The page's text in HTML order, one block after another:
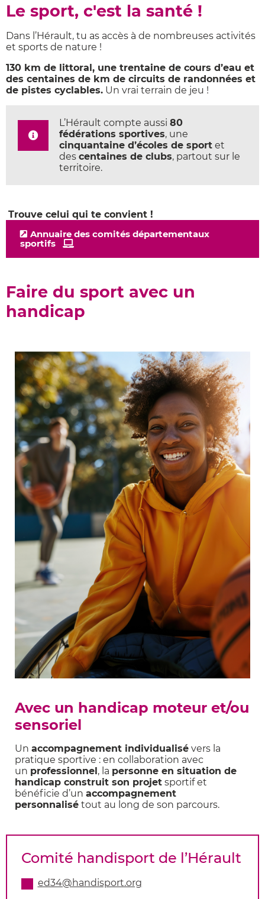
Le sport, c'est la santé !
Dans l’Hérault, tu as accès à de nombreuses activités
et sports de nature !
130 km de littoral, une trentaine de cours d’eau et
des centaines de km de circuits de randonnées et
de pistes cyclables. Un vrai terrain de jeu !
L’Hérault compte aussi 80
fédérations sportives, une
cinquantaine d’écoles de sport et
des centaines de clubs, partout sur le
territoire.
Trouve celui qui te convient !
Annuaire des comités départementaux
sportifs
Faire du sport avec un
handicap
Avec un handicap moteur et/ou
sensoriel
Un accompagnement individualisé vers la
pratique sportive : en collaboration avec
un professionnel, la personne en situation de
handicap construit son projet sportif et
bénéficie d’un accompagnement
personnalisé tout au long de son parcours.
Comité handisport de l’Hérault
ed34@handisport.org